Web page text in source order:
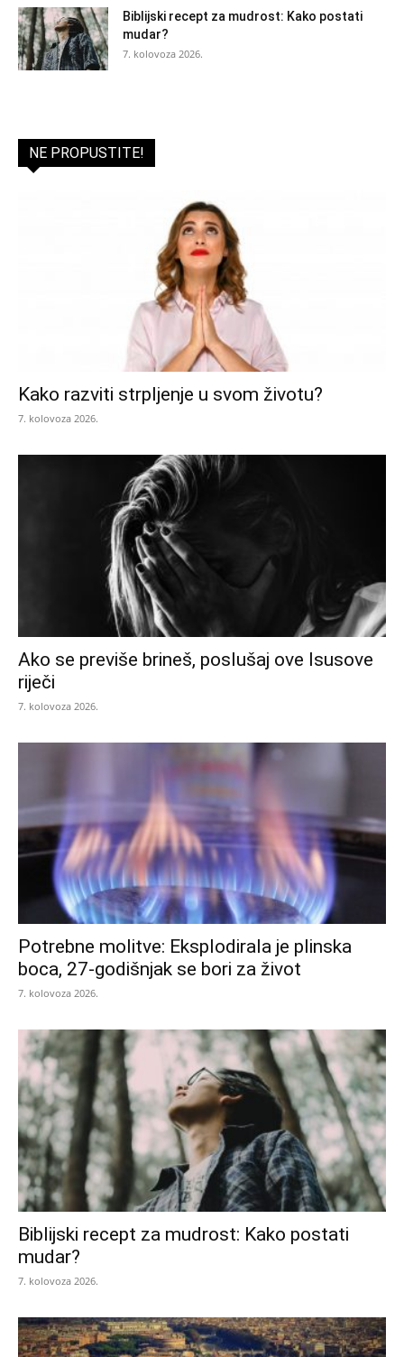
Biblijski recept za mudrost: Kako postati
mudar?
7. kolovoza 2026.
NE PROPUSTITE!
Kako razviti strpljenje u svom životu?
7. kolovoza 2026.
Ako se previše brineš, poslušaj ove Isusove
riječi
7. kolovoza 2026.
Potrebne molitve: Eksplodirala je plinska
boca, 27-godišnjak se bori za život
7. kolovoza 2026.
Biblijski recept za mudrost: Kako postati
mudar?
7. kolovoza 2026.